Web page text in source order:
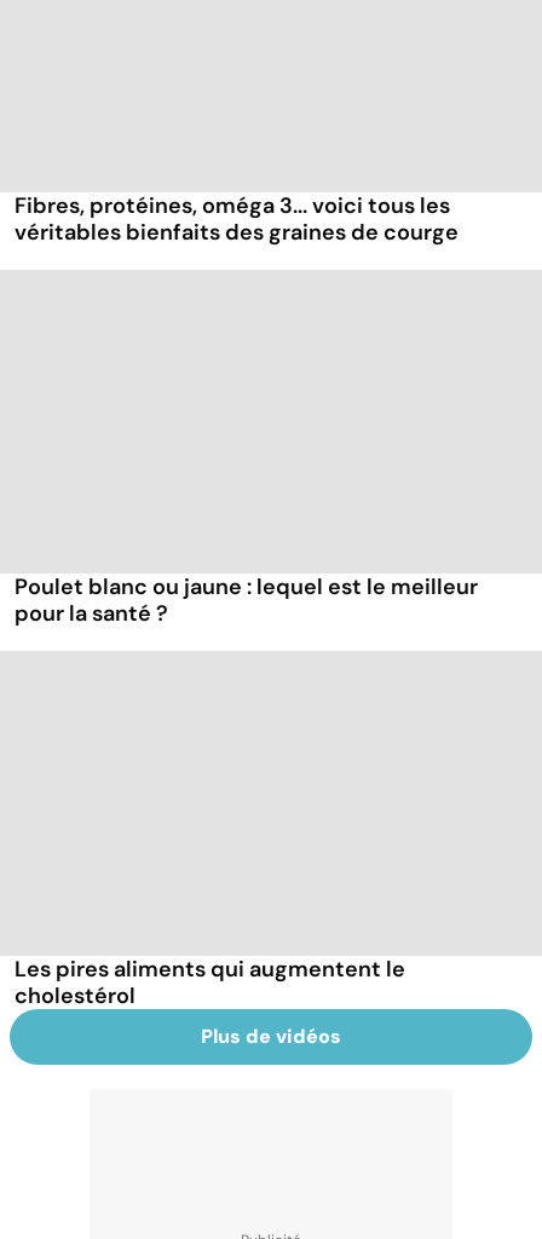
Fibres, protéines, oméga 3... voici tous les
véritables bienfaits des graines de courge
Poulet blanc ou jaune : lequel est le meilleur
pour la santé ?
Les pires aliments qui augmentent le
cholestérol
Plus de vidéos